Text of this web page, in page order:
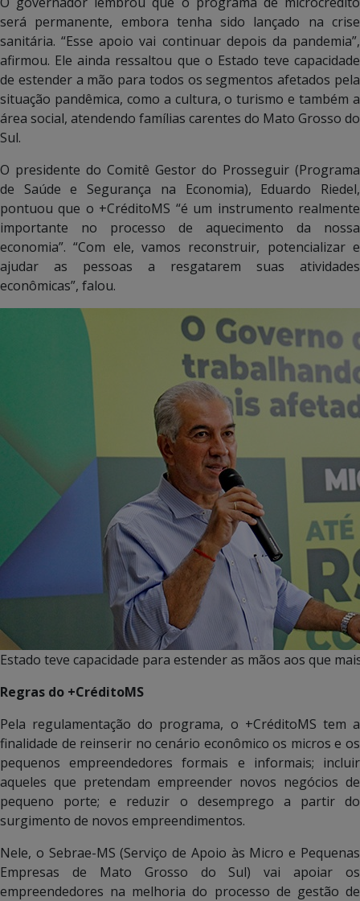
será permanente, embora tenha sido lançado na crise
sanitária. “Esse apoio vai continuar depois da pandemia”,
afirmou. Ele ainda ressaltou que o Estado teve capacidade
de estender a mão para todos os segmentos afetados pela
situação pandêmica, como a cultura, o turismo e também a
área social, atendendo famílias carentes do Mato Grosso do
Sul.
O presidente do Comitê Gestor do Prosseguir (Programa
de Saúde e Segurança na Economia), Eduardo Riedel,
pontuou que o +CréditoMS “é um instrumento realmente
importante no processo de aquecimento da nossa
economia”. “Com ele, vamos reconstruir, potencializar e
ajudar as pessoas a resgatarem suas atividades
econômicas”, falou.
Estado teve capacidade para estender as mãos aos que
Regras do +CréditoMS
Pela regulamentação do programa, o +CréditoMS tem a
finalidade de reinserir no cenário econômico os micros e os
pequenos empreendedores formais e informais; incluir
aqueles que pretendam empreender novos negócios de
pequeno porte; e reduzir o desemprego a partir do
surgimento de novos empreendimentos.
Nele, o Sebrae-MS (Serviço de Apoio às Micro e Pequenas
Empresas de Mato Grosso do Sul) vai apoiar os
empreendedores na melhoria do processo de gestão de